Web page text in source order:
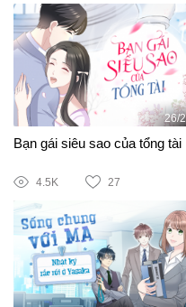
26/
Bạn gái siêu sao của tổng tài
4.5K 27